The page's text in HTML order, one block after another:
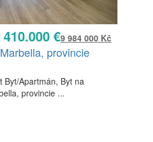
410.000 €9 984 000 Kč
provincie
Byt/Apartmán, Byt na
provincie ...